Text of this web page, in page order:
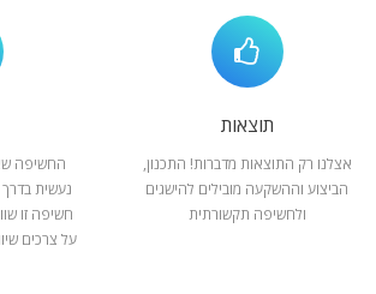
תוצאות
אצלנו רק התוצאות מדברות! התכנון,
הביצוע וההשקעה מובילים להישגים
ולחשיפה תקשורתית
החשיפה
נעשית בדרך
חשיפה זו
על צרכים